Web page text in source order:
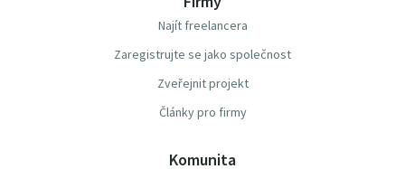
Najít freelancera
Zaregistrujte se jako společnost
Zveřejnit projekt
Články pro firmy
Komunita